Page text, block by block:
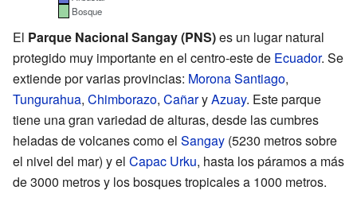
Bosque
El Parque Nacional Sangay (PNS)es un lugar natural
protegido muy importante en el centro-este de Ecuador. Se
extiende por varias provincias: Morona Santiago,
Tungurahua, Chimborazo, CañaryAzuay. Este parque
tiene una gran variedad de alturas, desde las cumbres
heladas de volcanes como el Sangay (5230 metros sobre
el nivel del mar) y el Capac Urku, hasta los páramos a más
de 3000 metros y los bosques tropicales a 1000 metros.